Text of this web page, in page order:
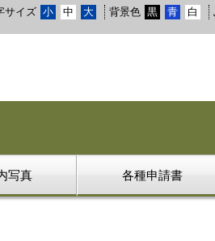
サイズ 小 中 大 背景色 黒 青 白
写真 各種申請書